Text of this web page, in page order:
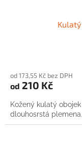
od 173,55 Kč bez DPH
od 210 Kč
Kožený kulatý
dlouhosrstá plemena.